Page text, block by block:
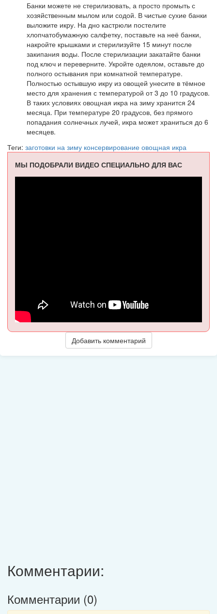
Банки можете не стерилизовать, а просто промыть с
хозяйственным мылом или содой. В чистые сухие банки
выложите икру. На дно кастрюли постелите
хлопчатобумажную салфетку, поставьте на неё банки,
накройте крышками и стерилизуйте 15 минут после
закипания воды. После стерилизации закатайте банки
под ключ и переверните. Укройте одеялом, оставьте до
полного остывания при комнатной температуре.
Полностью остывшую икру из овощей унесите в тёмное
место для хранения с температурой от 3 до 10 градусов.
В таких условиях овощная икра на зиму хранится 24
месяца. При температуре 20 градусов, без прямого
попадания солнечных лучей, икра может храниться до 6
месяцев.
Теги: заготовки на зиму консервирование овощная икра
МЫ ПОДОБРАЛИ ВИДЕО СПЕЦИАЛЬНО ДЛЯ ВАС
Добавить комментарий
Комментарии:
Комментарии (0)